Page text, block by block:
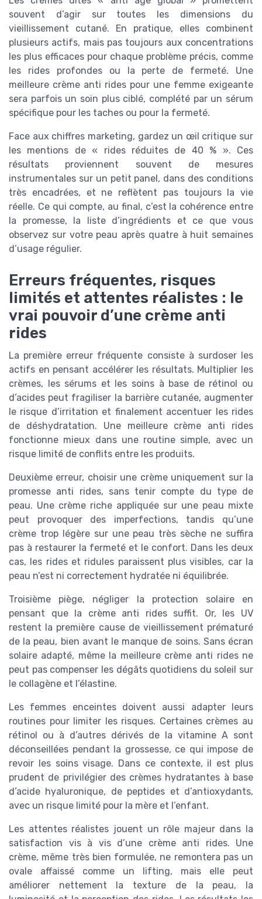
souvent d’agir sur toutes les dimensions du
vieillissement cutané. En pratique, elles combinent
plusieurs actifs, mais pas toujours aux concentrations
les plus efficaces pour chaque problème précis, comme
les rides profondes ou la perte de fermeté. Une
meilleure crème anti rides pour une femme exigeante
sera parfois un soin plus ciblé, complété par un sérum
spécifique pour les taches ou pour la fermeté.
Face aux chiffres marketing, gardez un œil critique sur
les mentions de « rides réduites de 40 % ». Ces
résultats proviennent souvent de mesures
instrumentales sur un petit panel, dans des conditions
très encadrées, et ne reflètent pas toujours la vie
réelle. Ce qui compte, au final, c’est la cohérence entre
la promesse, la liste d’ingrédients et ce que vous
observez sur votre peau après quatre à huit semaines
d’usage régulier.
Erreurs fréquentes, risques
limités et attentes réalistes : le
vrai pouvoir d’une crème anti
rides
La première erreur fréquente consiste à surdoser les
actifs en pensant accélérer les résultats. Multiplier les
crèmes, les sérums et les soins à base de rétinol ou
d’acides peut fragiliser la barrière cutanée, augmenter
le risque d’irritation et finalement accentuer les rides
de déshydratation. Une meilleure crème anti rides
fonctionne mieux dans une routine simple, avec un
risque limité de conflits entre les produits.
Deuxième erreur, choisir une crème uniquement sur la
promesse anti rides, sans tenir compte du type de
peau. Une crème riche appliquée sur une peau mixte
peut provoquer des imperfections, tandis qu’une
crème trop légère sur une peau très sèche ne suffira
pas à restaurer la fermeté et le confort. Dans les deux
cas, les rides et ridules paraissent plus visibles, car la
peau n’est ni correctement hydratée ni équilibrée.
Troisième piège, négliger la protection solaire en
pensant que la crème anti rides suffit. Or, les UV
restent la première cause de vieillissement prématuré
de la peau, bien avant le manque de soins. Sans écran
solaire adapté, même la meilleure crème anti rides ne
peut pas compenser les dégâts quotidiens du soleil sur
le collagène et l’élastine.
Les femmes enceintes doivent aussi adapter leurs
routines pour limiter les risques. Certaines crèmes au
rétinol ou à d’autres dérivés de la vitamine A sont
déconseillées pendant la grossesse, ce qui impose de
revoir les soins visage. Dans ce contexte, il est plus
prudent de privilégier des crèmes hydratantes à base
d’acide hyaluronique, de peptides et d’antioxydants,
avec un risque limité pour la mère et l’enfant.
Les attentes réalistes jouent un rôle majeur dans la
satisfaction vis à vis d’une crème anti rides. Une
crème, même très bien formulée, ne remontera pas un
ovale affaissé comme un lifting, mais elle peut
améliorer nettement la texture de la peau, la